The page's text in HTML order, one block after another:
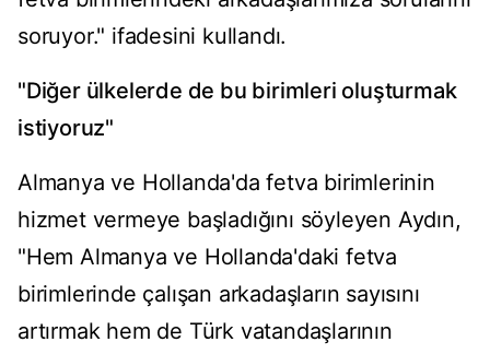
soruyor." ifadesini kullandı.
"Diğer ülkelerde de bu birimleri oluşturmak
istiyoruz"
Almanya ve Hollanda'da fetva birimlerinin
hizmet vermeye başladığını söyleyen Aydın,
"Hem Almanya ve Hollanda'daki fetva
birimlerinde çalışan arkadaşların sayısını
artırmak hem de Türk vatandaşlarının